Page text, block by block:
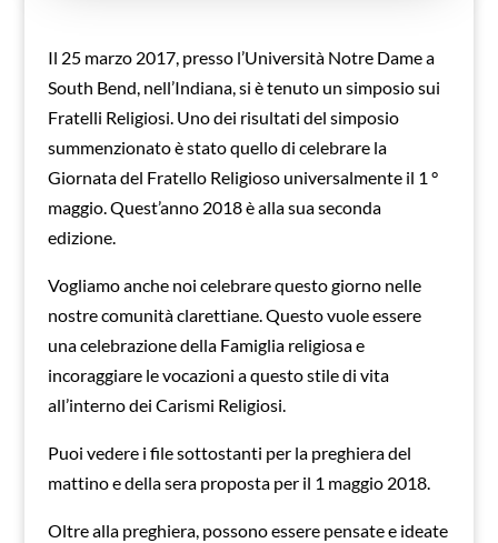
Il 25 marzo 2017, presso l’Università Notre Dame a
South Bend, nell’Indiana, si è tenuto un simposio sui
Fratelli Religiosi. Uno dei risultati del simposio
summenzionato è stato quello di celebrare la
Giornata del Fratello Religioso universalmente il 1 °
maggio. Quest’anno 2018 è alla sua seconda
edizione.
Vogliamo anche noi celebrare questo giorno nelle
nostre comunità clarettiane. Questo vuole essere
una celebrazione della Famiglia religiosa e
incoraggiare le vocazioni a questo stile di vita
all’interno dei Carismi Religiosi.
Puoi vedere i file sottostanti per la preghiera del
mattino e della sera proposta per il 1 maggio 2018.
Oltre alla preghiera, possono essere pensate e ideate